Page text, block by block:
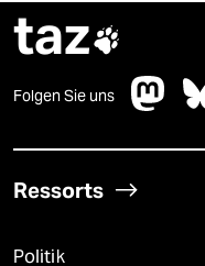
taz
Folgen Sie uns
Ressorts
Politik